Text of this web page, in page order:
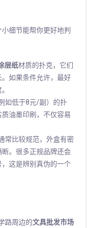
细节能帮你更好地判
层纸材质的扑克，它们
如果条件允许，最好
如低于8元/副）的扑
油墨印刷，不仅容易
常比较规范，外盒有密
。很多正规品牌还会
这是辨别真伪的一个
路周边的文具批发市场